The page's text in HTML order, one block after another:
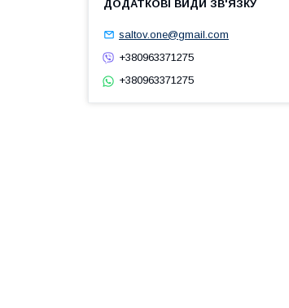
saltov.one@gmail.com
+380963371275
+380963371275